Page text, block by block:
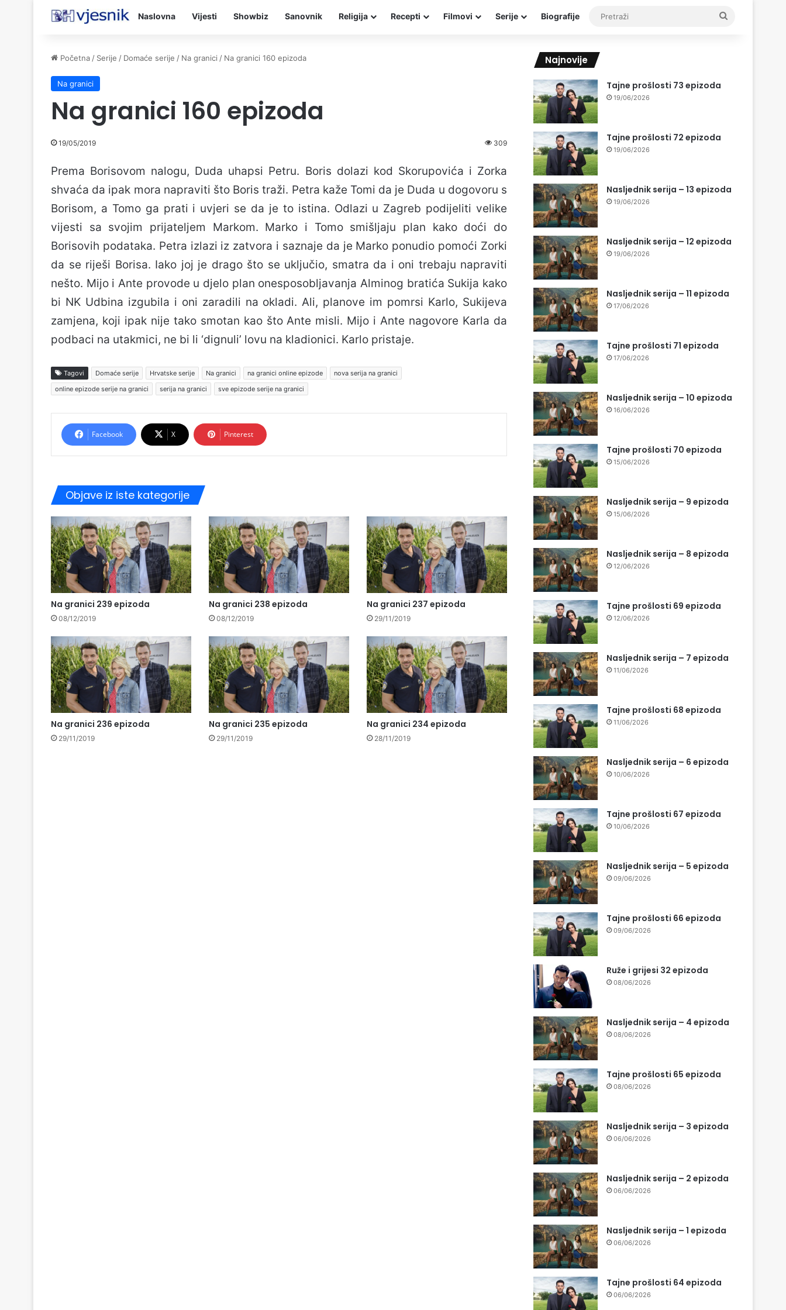
Naslovna Vijesti Showbiz Sanovnik Religija Recepti Filmovi Serije Biografije
Početna / Serije / Domaće serije / Na granici / Na granici 160 epizoda
Na granici
Na granici 160 epizoda
19/05/2019 309
Prema Borisovom nalogu, Duda uhapsi Petru. Boris dolazi kod Skorupovića i Zorka
shvaća da ipak mora napraviti što Boris traži. Petra kaže Tomi da je Duda u dogovoru s
Borisom, a Tomo ga prati i uvjeri se da je to istina. Odlazi u Zagreb podijeliti velike
vijesti sa svojim prijateljem Markom. Marko i Tomo smišljaju plan kako doći do
Borisovih podataka. Petra izlazi iz zatvora i saznaje da je Marko ponudio pomoći Zorki
da se riješi Borisa. Iako joj je drago što se uključio, smatra da i oni trebaju napraviti
nešto. Mijo i Ante provode u djelo plan onesposobljavanja Alminog bratića Sukija kako
bi NK Udbina izgubila i oni zaradili na okladi. Ali, planove im pomrsi Karlo, Sukijeva
zamjena, koji ipak nije tako smotan kao što Ante misli. Mijo i Ante nagovore Karla da
podbaci na utakmici, ne bi li ‘dignuli’ lovu na kladionici. Karlo pristaje.
Tagovi Domaće serije Hrvatske serije Na granici na granici online epizode
nova serija na granici
online epizode serije na granici
serija na granici sve epizode serije na granici
Facebook X Pinterest
Objave iz iste kategorije
Na granici 239 epizoda
08/12/2019
Na granici 238 epizoda
08/12/2019
Na granici 237 epizoda
29/11/2019
Na granici 236 epizoda
29/11/2019
Na granici 235 epizoda
29/11/2019
Na granici 234 epizoda
28/11/2019
Najnovije
Tajne prošlosti 73 epizoda
19/06/2026
Tajne prošlosti 72 epizoda
19/06/2026
Nasljednik serija – 13 epizoda
19/06/2026
Nasljednik serija – 12 epizoda
19/06/2026
Nasljednik serija – 11 epizoda
17/06/2026
Tajne prošlosti 71 epizoda
17/06/2026
Nasljednik serija – 10 epizoda
16/06/2026
Tajne prošlosti 70 epizoda
15/06/2026
Nasljednik serija – 9 epizoda
15/06/2026
Nasljednik serija – 8 epizoda
12/06/2026
Tajne prošlosti 69 epizoda
12/06/2026
Nasljednik serija – 7 epizoda
11/06/2026
Tajne prošlosti 68 epizoda
11/06/2026
Nasljednik serija – 6 epizoda
10/06/2026
Tajne prošlosti 67 epizoda
10/06/2026
Nasljednik serija – 5 epizoda
09/06/2026
Tajne prošlosti 66 epizoda
09/06/2026
Ruže i grijesi 32 epizoda
08/06/2026
Nasljednik serija – 4 epizoda
08/06/2026
Tajne prošlosti 65 epizoda
08/06/2026
Nasljednik serija – 3 epizoda
06/06/2026
Nasljednik serija – 2 epizoda
06/06/2026
Nasljednik serija – 1 epizoda
06/06/2026
Tajne prošlosti 64 epizoda
06/06/2026